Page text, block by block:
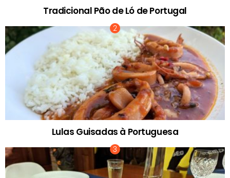
Tradicional Pão de Ló de Portugal
Lulas Guisadas à Portuguesa